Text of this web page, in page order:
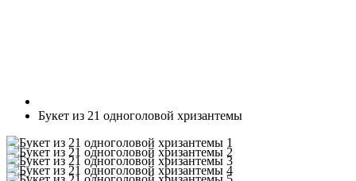
Букет из 21 одноголовой хризантемы